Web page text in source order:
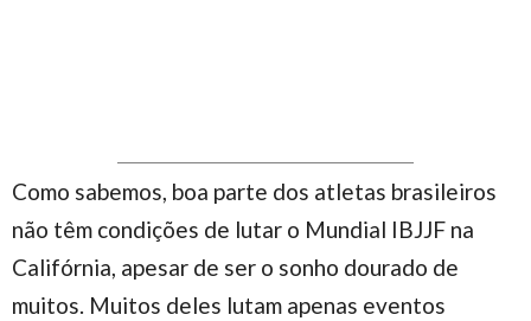
Como sabemos, boa parte dos atletas brasileiros
não têm condições de lutar o Mundial IBJJF na
Califórnia, apesar de ser o sonho dourado de
muitos. Muitos deles lutam apenas eventos